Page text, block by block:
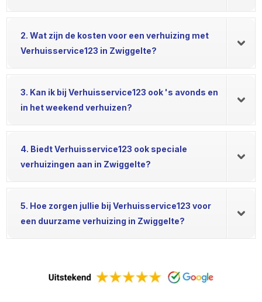
2. Wat zijn de kosten voor een verhuizing met
Verhuisservice123 in Zwiggelte?
3. Kan ik bij Verhuisservice123 ook 's avonds en
in het weekend verhuizen?
4. Biedt Verhuisservice123 ook speciale
verhuizingen aan in Zwiggelte?
5. Hoe zorgen jullie bij Verhuisservice123 voor
een duurzame verhuizing in Zwiggelte?